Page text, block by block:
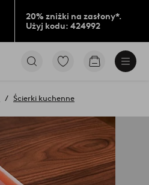
20% zniżki na zasłony*.
Użyj kodu: 424992
Przejdź
oznaczonych
Przejdź
Ścierki kuchenne